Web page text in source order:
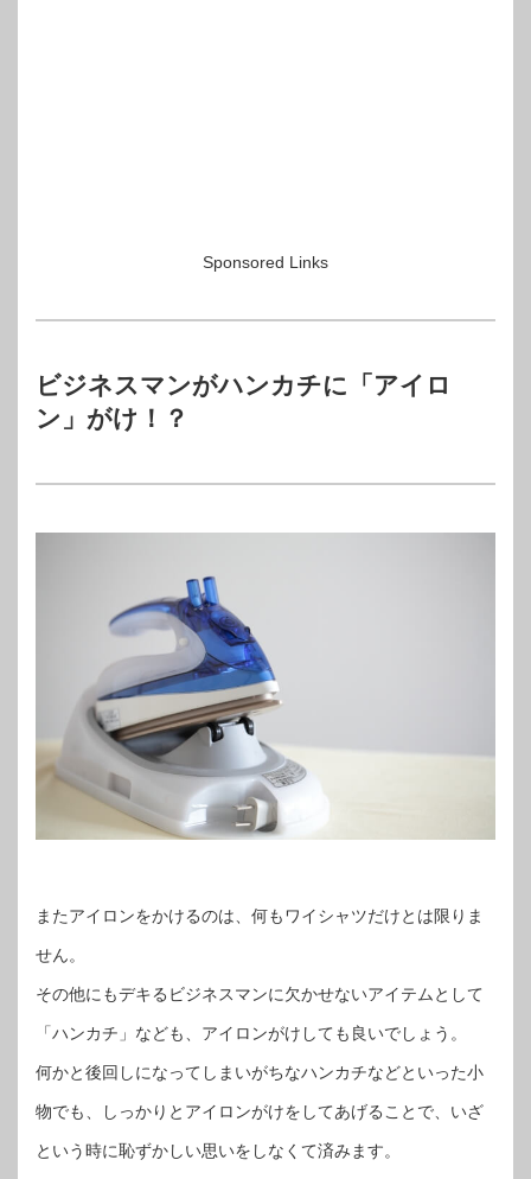
Sponsored Links
ビジネスマンがハンカチに「アイロ
ン」がけ！？
またアイロンをかけるのは、何もワイシャツだけとは限りま
せん。
その他にもデキるビジネスマンに欠かせないアイテムとして
「ハンカチ」なども、アイロンがけしても良いでしょう。
何かと後回しになってしまいがちなハンカチなどといった小
物でも、しっかりとアイロンがけをしてあげることで、いざ
という時に恥ずかしい思いをしなくて済みます。